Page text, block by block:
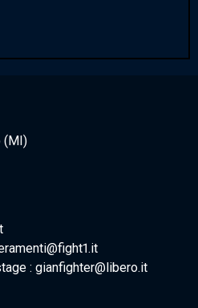
(MI)
: gianfighter@libero.it